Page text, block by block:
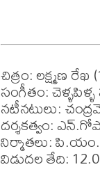
చిత్రం: లక్ష్మణ రేఖ
సంగీతం:
నటీనటులు:
దర్శకత్వం:
నిర్మాతలు:
విడుదల తేది: